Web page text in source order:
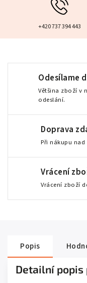
+420 737 394 443
Odesílame
Většina zboží v
odeslání.
Doprava
Při nákupu nad
Vrácení
Vrácení zboží
Popis
Detailní popis